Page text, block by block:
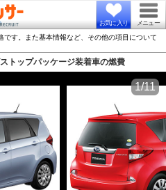
お気に入り メニュー
す。また基本情報など、その他の項目について
トップパッケージ装着車の燃費
1/11